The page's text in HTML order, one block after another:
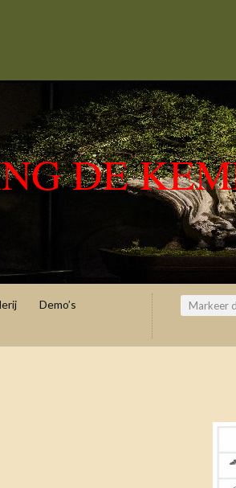
DE
Demo’s
Markeer